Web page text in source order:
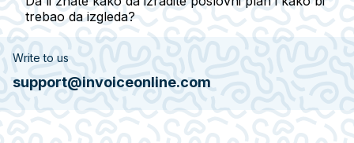
trebao da izgleda?
Write to us
support@invoiceonline.com